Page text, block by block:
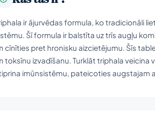
ir ājurvēdas formula, ko tradicionāli
Šī formula ir balstīta uz trīs augļu
cīnīties pret hronisku aizcietējumu. Šīs
toksīnu izvadīšanu. Turklāt triphala
imūnsistēmu, pateicoties augstajam